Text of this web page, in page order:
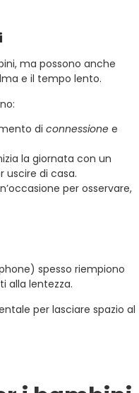
ma possono anche
e il tempo lento.
di connessione e
la giornata con un
uscire di casa.
per osservare,
spesso riempiono
alla lentezza.
per lasciare spazio al